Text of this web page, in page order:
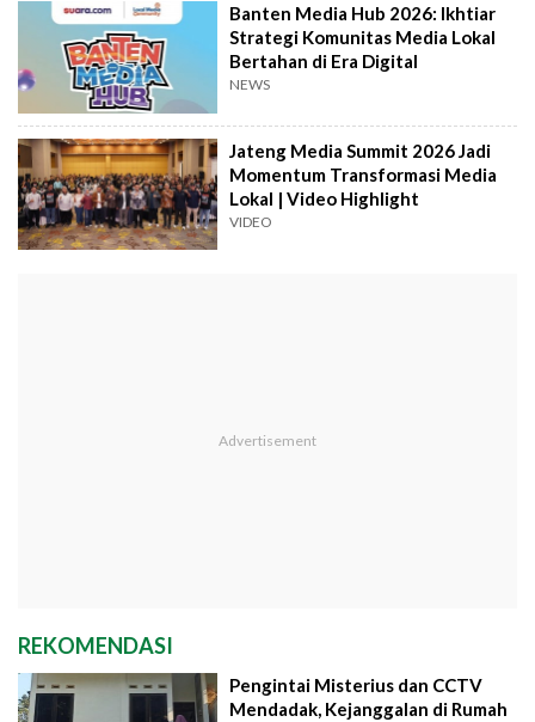
Banten Media Hub 2026: Ikhtiar
Strategi Komunitas Media Lokal
Bertahan di Era Digital
NEWS
Jateng Media Summit 2026 Jadi
Momentum Transformasi Media
Lokal | Video Highlight
VIDEO
REKOMENDASI
Pengintai Misterius dan CCTV
Mendadak, Kejanggalan di Rumah